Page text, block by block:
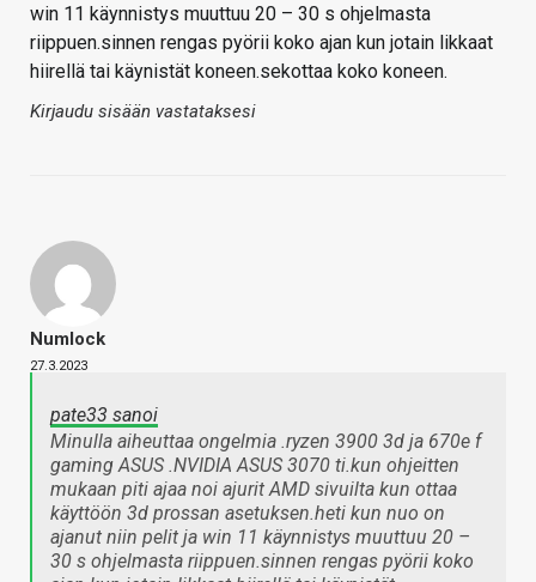
win 11 käynnistys muuttuu 20 – 30 s ohjelmasta
riippuen.sinnen rengas pyörii koko ajan kun jotain likkaat
hiirellä tai käynistät koneen.sekottaa koko koneen.
Kirjaudu sisään vastataksesi
Numlock
27.3.2023
pate33 sanoi
Minulla aiheuttaa ongelmia .ryzen 3900 3d ja 670e f
gaming ASUS .NVIDIA ASUS 3070 ti.kun ohjeitten
mukaan piti ajaa noi ajurit AMD sivuilta kun ottaa
käyttöön 3d prossan asetuksen.heti kun nuo on
ajanut niin pelit ja win 11 käynnistys muuttuu 20 –
30 s ohjelmasta riippuen.sinnen rengas pyörii koko